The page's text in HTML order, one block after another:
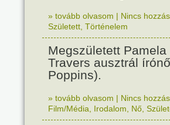
» tovább olvasom | Nincs
Született Történelem
Megszületett Pamela
Travers ausztrál
Poppins).
» tovább olvasom | Nincs
Film/Média
Irodalom Nő